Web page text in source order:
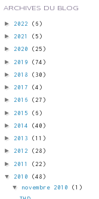
ARCHIVES DU BLOG
► 2022 (6)
► 2021 (5)
► 2020 (25)
► 2019 (74)
► 2018 (30)
► 2017 (4)
► 2016 (27)
► 2015 (6)
► 2014 (40)
► 2013 (11)
► 2012 (28)
► 2011 (22)
▼ 2010 (48)
▼ novembre 2010 (1)